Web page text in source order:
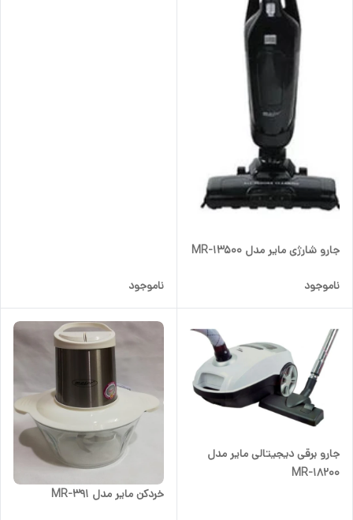
جارو شارژی مایر مدل MR-13500
ناموجود ناموجود
جارو برقی دیجیتالی مایر مدل
MR-18200
خردکن مایر مدل MR-391